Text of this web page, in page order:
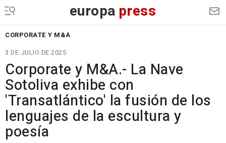
europa press
CORPORATE Y M&A
3 DE JULIO DE 2025
Corporate y M&A.- La Nave
Sotoliva exhibe con
'Transatlántico' la fusión de los
lenguajes de la escultura y
poesía